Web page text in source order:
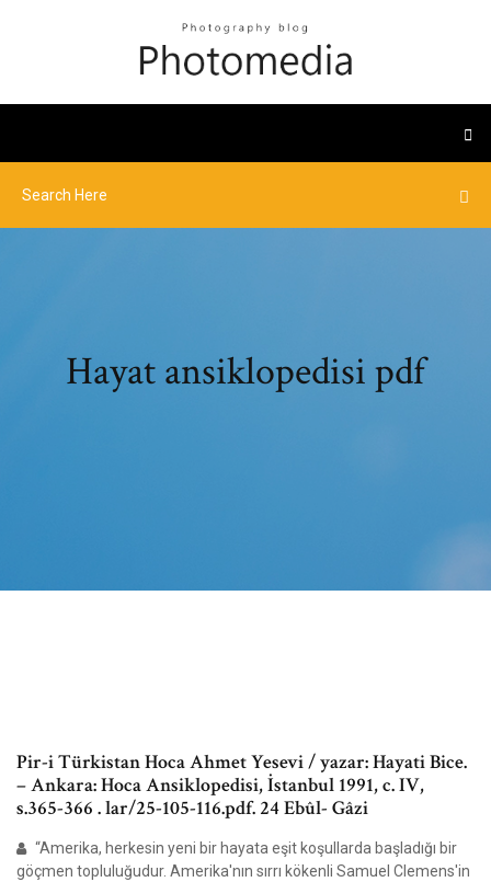
Hayat ansiklopedisi pdf
Pir-i Türkistan Hoca Ahmet Yesevi / yazar: Hayati Bice.
– Ankara: Hoca Ansiklopedisi, İstanbul 1991, c. IV,
s.365-366 . lar/25-105-116.pdf. 24 Ebûl- Gâzi
“Amerika, herkesin yeni bir hayata eşit koşullarda başladığı bir
göçmen topluluğudur. Amerika'nın sırrı kökenli Samuel Clemens'in